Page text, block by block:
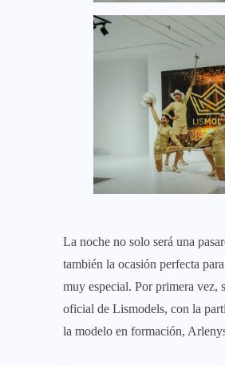
La noche no solo será una
también la ocasión perfecta
muy especial. Por primera vez,
oficial de Lismodels, con la
la modelo en formación,